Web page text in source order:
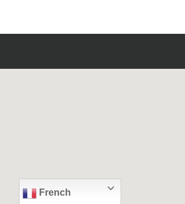
French